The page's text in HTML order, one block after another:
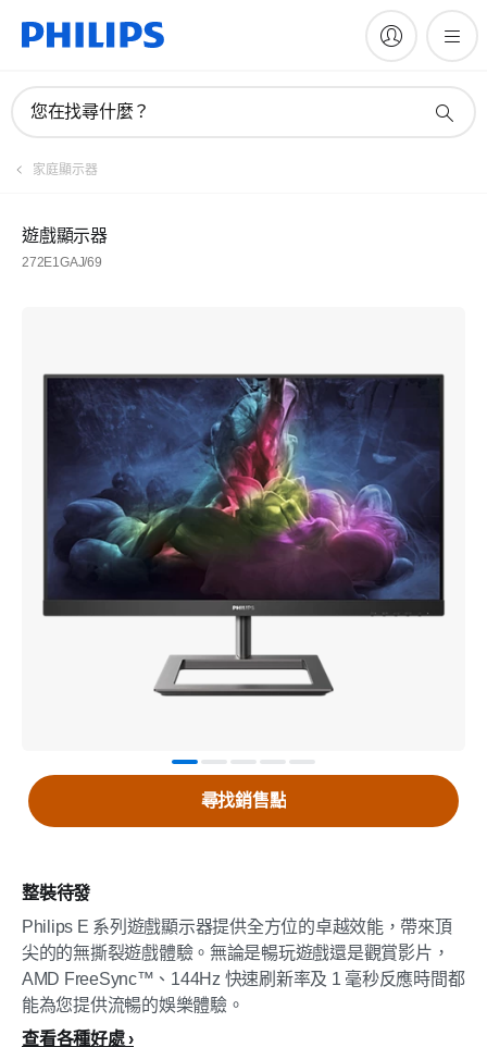
您在找尋什麼？
家庭顯示器
遊戲顯示器
272E1GAJ/69
整裝待發
Philips E 系列遊戲顯示器提供全方位的卓越效能，帶來頂
尖的的無撕裂遊戲體驗。無論是暢玩遊戲還是觀賞影片，
AMD FreeSync™、144Hz 快速刷新率及 1 毫秒反應時間都
能為您提供流暢的娛樂體驗。
查看各種好處
尋找銷售點